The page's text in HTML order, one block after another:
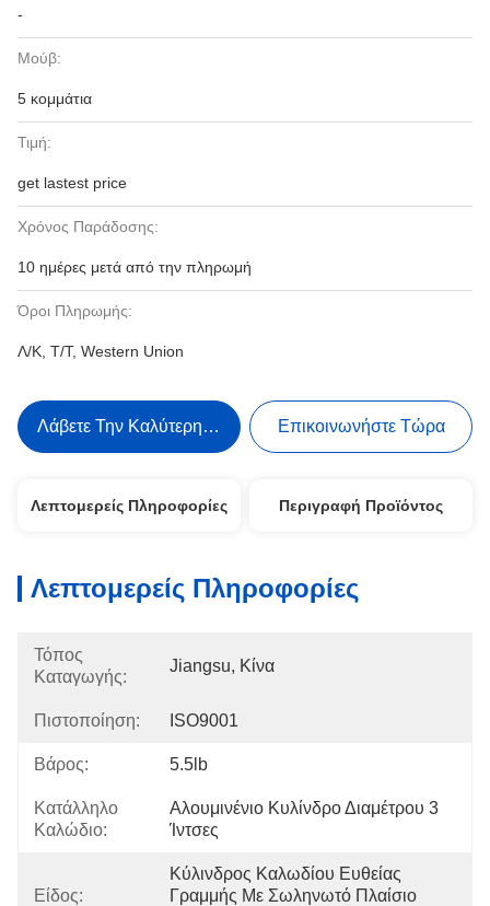
-
Μούβ:
5 κομμάτια
Τιμή:
get lastest price
Χρόνος Παράδοσης:
10 ημέρες μετά από την πληρωμή
Όροι Πληρωμής:
Λ/Κ, Τ/Τ, Western Union
Λάβετε Την Καλύτερη Τιμή Επικοινωνήστε Τώρα
Λεπτομερείς Πληροφορίες Περιγραφή Προϊόντος
Λεπτομερείς Πληροφορίες
Τόπος
Καταγωγής:
Jiangsu, Κίνα
Πιστοποίηση: ISO9001
Βάρος: 5.5lb
Κατάλληλο
Καλώδιο:
Αλουμινένιο Κυλίνδρο Διαμέτρου 3
Ίντσες
Είδος:
Κύλινδρος Καλωδίου Ευθείας
Γραμμής Με Σωληνωτό Πλαίσιο